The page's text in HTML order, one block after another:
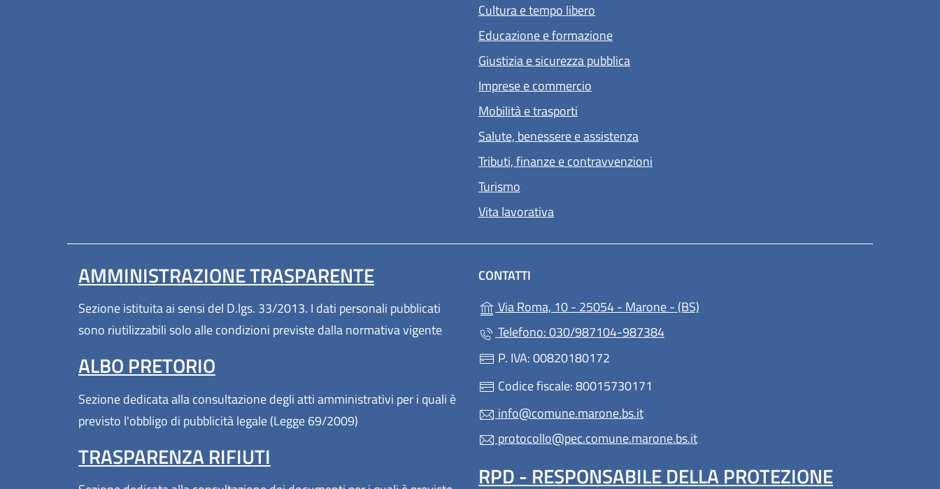
Cultura e tempo libero
Educazione e formazione
Giustizia e sicurezza pubblica
Imprese e commercio
Mobilità e trasporti
Salute, benessere e assistenza
Tributi, finanze e contravvenzioni
Turismo
Vita lavorativa
AMMINISTRAZIONE TRASPARENTE
Sezione istituita ai sensi del D.lgs. 33/2013. I dati personali pubblicati
sono riutilizzabili solo alle condizioni previste dalla normativa vigente
ALBO PRETORIO
Sezione dedicata alla consultazione degli atti amministrativi per i quali è
previsto l'obbligo di pubblicità legale (Legge 69/2009)
TRASPARENZA RIFIUTI
CONTATTI
Via Roma, 10 - 25054 - Marone - (BS)
Telefono: 030/987104-987384
P. IVA: 00820180172
Codice fiscale: 80015730171
info@comune.marone.bs.it
protocollo@pec.comune.marone.bs.it
RPD - RESPONSABILE DELLA PROTEZIONE